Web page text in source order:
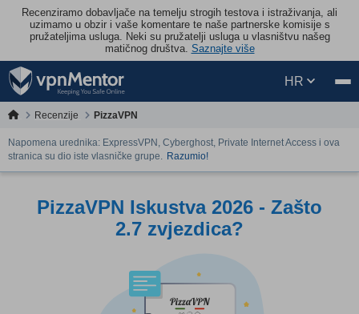
Recenziramo dobavljače na temelju strogih testova i istraživanja, ali
uzimamo u obzir i vaše komentare te naše partnerske komisije s
pružateljima usluga. Neki su pružatelji usluga u vlasništvu našeg
matičnog društva. Saznajte više
HR
Recenzije PizzaVPN
Napomena urednika: ExpressVPN, Cyberghost, Private Internet Access i ova
stranica su dio iste vlasničke grupe. Razumio!
PizzaVPN Iskustva 2026 - Zašto
2.7 zvjezdica?